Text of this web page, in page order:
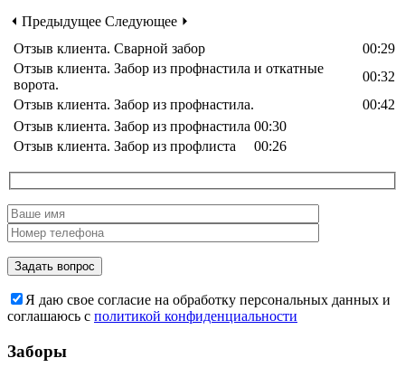
⏴ Предыдущее Следующее ⏵
Отзыв клиента. Сварной забор
00:29
Отзыв клиента. Забор из профнастила и откатные
ворота.
00:32
Отзыв клиента. Забор из профнастила.
00:42
Отзыв клиента. Забор из профнастила 00:30
Отзыв клиента. Забор из профлиста
00:26
Я даю свое согласие на обработку персональных данных и
соглашаюсь с политикой конфиденциальности
Заборы